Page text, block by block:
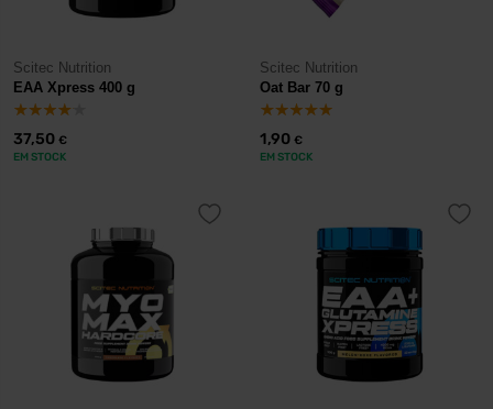
Scitec Nutrition
EAA Xpress 400 g
37,50 €
EM STOCK
Scitec Nutrition
Oat Bar 70 g
1,90 €
EM STOCK